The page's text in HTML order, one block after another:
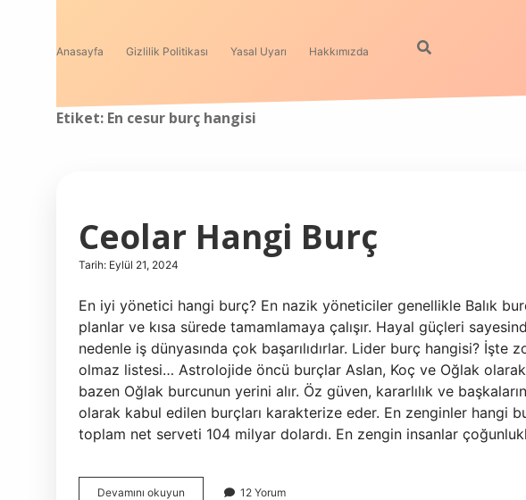
Anasayfa Gizlilik Politikası Yasal Uyarı Hakkımızda
Etiket: En cesur burç hangisi
Ceolar Hangi Burç
Tarih: Eylül 21, 2024
En iyi yönetici hangi burç? En nazik yöneticiler genellikle Balık
planlar ve kısa sürede tamamlamaya çalışır. Hayal güçleri
nedenle iş dünyasında çok başarılıdırlar. Lider burç hangisi? İşte
olmaz listesi… Astrolojide öncü burçlar Aslan, Koç ve Oğlak olarak
bazen Oğlak burcunun yerini alır. Öz güven, kararlılık ve
olarak kabul edilen burçları karakterize eder. En zenginler hangi
toplam net serveti 104 milyar dolardı. En zengin insanlar
Devamını okuyun 12 Yorum